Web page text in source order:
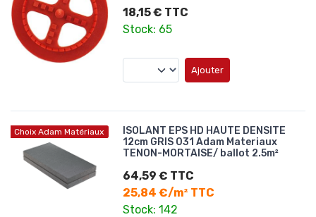
18,15 € TTC
Stock: 65
Ajouter
Choix Adam Matériaux
ISOLANT EPS HD HAUTE DENSITE
12cm GRIS 031 Adam Materiaux
TENON-MORTAISE/ ballot 2.5m²
64,59 € TTC
25,84 €/m² TTC
Stock: 142